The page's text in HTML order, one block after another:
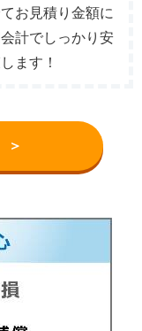
お見積り金額に
計でしっかり安
ます！
＞